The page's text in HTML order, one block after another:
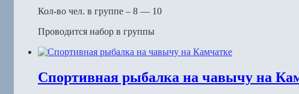
Кол-во чел. в группе – 8 — 10
Проводится набор в группы
Спортивная рыбалка на чавычу на